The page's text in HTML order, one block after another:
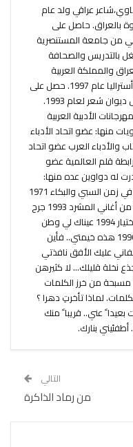
عراقي ولد عام
بالعراق. حاصل على
من جامعة المستنصرية
1974. اشتغل بالتدريس والصحافة
والمملكة العربية
السعودية، وهاجر إلى أستراليا عام 1997. حصل على
جائزة أبها الأولى لأفضل ديوان شعر لعام 1993.
الأدبية العربية
منها: عضو اتحاد الأدباء
والأدباء العرب عضو اتحاد
قلم العالمية عضو
له دواوين عده منها:
عيناك دنيا 1970 قصائد في زمن السبي والبكاء 1971
قلبي على وطني 1992 من أغاني المشرد 1993 جرح
باتساع الوطن 1994 الاختيار 1994 عيناك لي وطن
ومنفى 1995 رباعيات 1996 هذه خيمتي.. فأين
أجفاني عليك الأفق نافذتي
نخلة قليلك... لا كثيرهن
من خرز الكلمات
لماذا تأخرتِ دهرا ؟
بعيدا ً عني.. قريبا ً منك
بنارك.
التالي
من رماد الذاكرة